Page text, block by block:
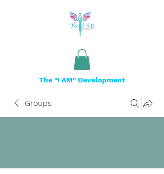
The "I AM" Development
Groups